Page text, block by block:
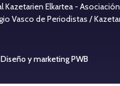
Kazetarien Elkartea -
Vasco de Periodistas /
Diseño y marketing PWB